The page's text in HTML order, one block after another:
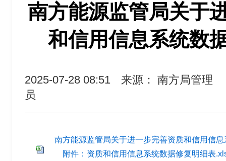
南方能源监管局关于
和信用信息系统数
2025-07-28 08:51
来源： 南方局管理
员
南方能源监管局关于进一步完善资质和信用信
附件：资质和信用信息系统数据修复明细表